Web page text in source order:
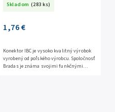
Skladom (283 ks)
1,76 €
Konektor IBC je vysoko kvalitný výrobok
vyrobený od poľského výrobcu. Spoločnosť
Bradas je známa svojimi funkčnými